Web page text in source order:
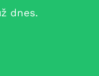
dnes.